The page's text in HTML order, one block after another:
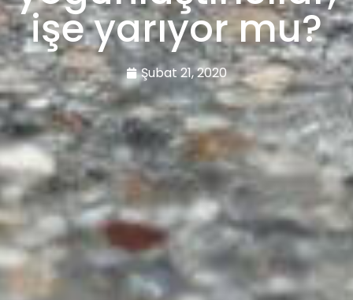
işe yarıyor mu?
Şubat 21, 2020